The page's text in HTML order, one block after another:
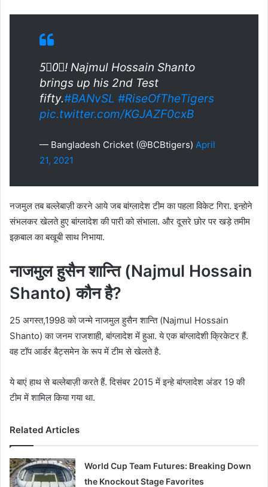
5⃣0⃣! Najmul Hossain Shanto
brings up his 2nd Test
fifty.#BANvSL #RiseOfTheTigers
pic.twitter.com/KGJAZF0cxB
— Bangladesh Cricket (@BCBtigers) April
21, 2021
नजमुल तब बल्लेबाज़ी करने आये जब बांग्लादेश टीम का पहला विकेट गिरा. इन्होने
संभलकर खेलते हुए बांग्लादेश की पारी को संभाला. और दूसरे छोर पर खड़े तमीम
इक़बाल का बखूबी साथ निभाया.
नाजमुल हुसैन शान्ति (Najmul Hossain
Shanto) कौन है?
25 अगस्त,1998 को जन्मे नाजमुल हुसैन शान्ति (Najmul Hossain
Shanto) का जनम राजशाही, बांग्लादेश में हुआ. ये एक बांग्लादेशी क्रिकेटर हैं.
वह टॉप आर्डर बैट्समेन के रूप में टीम से खेलते है.
ये बाएं हाथ से बल्लेबाज़ी करते हैं. दिसंबर 2015 में इन्हे बांग्लादेश अंडर 19 की
टीम में शामिल किया गया था.
Related Articles
World Cup Team Futures: Breaking Down
the Knockout Stage Favorites